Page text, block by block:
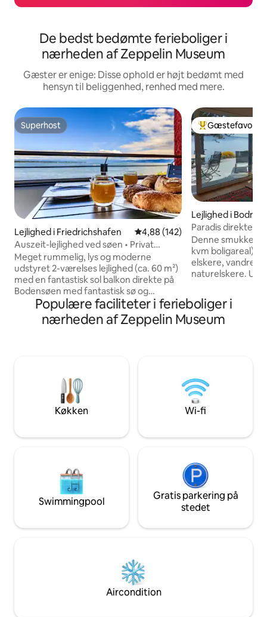
De bedst bedømte ferieboliger i
nærheden af Zeppelin Museum
Gæster er enige: Disse ophold er højt bedømt med
hensyn til beliggenhed, renhed med mere.
Superhost
Superhost
Lejlighed i Friedrichshafen 4,88 ud af 5 i gennemsnitlig
4,88 (142)
Auszeit-lejlighed ved søen • Privat
adgang til stranden
Meget rummelig, lys og moderne
udstyret 2-værelses lejlighed (ca. 60 m²)
med en fantastisk sol balkon direkte på
Bodensøen med fantastisk sø og
bjergudsigt og privat sø adgang på
ejendommen. Meget centralt i
Friedrichshafen - havnefronten,
feriegæster, forretningsrejsende og
messe besøgende. Hurtig trådløs
internetadgang er tilgængelig.
Bedste
Gæstefavorit
Lejlighed i
hafen
Paradis direkte
vandet
Denne smukke
kvm boligareal)
elskere,
naturelskere.
Konstanz ligger
Bodman ligger
tilbyder et par
og ligger direkte
Populære faciliteter i ferieboliger i
nærheden af Zeppelin Museum
Køkken Wi-fi
Swimmingpool
Gratis parkering på
stedet
Aircondition